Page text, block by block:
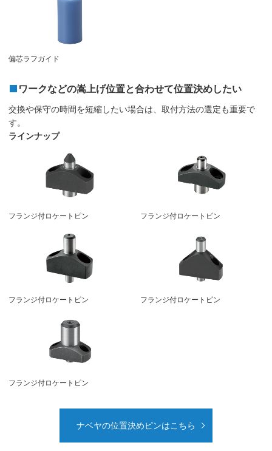
偏芯ラフガイド
ワークなどの嵩上げ位置と合わせて位置決めしたい
交換や保守の時間を短縮したい場合は、取付方法の選定も重要で
す。
ラインナップ
フランジ付ロケートピン フランジ付ロケートピン
フランジ付ロケートピン フランジ付ロケートピン
フランジ付ロケートピン
ナベヤの位置決めピンはこちら